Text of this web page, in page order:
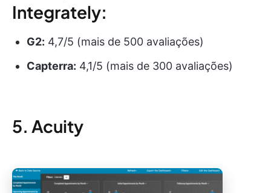
Integrately:
G2: 4,7/5 (mais de 500 avaliações)
Capterra: 4,1/5 (mais de 300 avaliações)
5. Acuity